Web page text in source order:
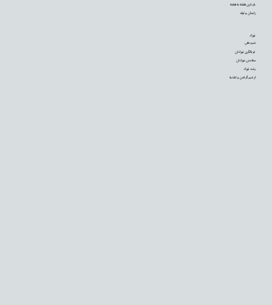
نوزاد
شیردهی
غربالگری نوزادان
سلامتی نوزادان
رشد نوزاد
از شیر گرفتن و تغذیه
بارداری هفته به هفته
زایمان و تولد